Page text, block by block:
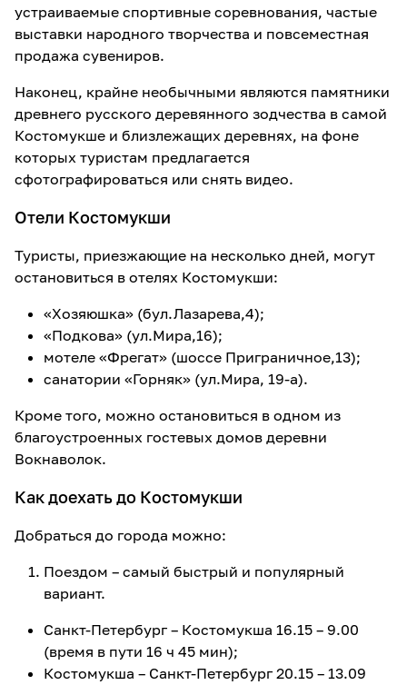
устраиваемые спортивные соревнования, частые
выставки народного творчества и повсеместная
продажа сувениров.
Наконец, крайне необычными являются памятники
древнего русского деревянного зодчества в самой
Костомукше и близлежащих деревнях, на фоне
которых туристам предлагается
сфотографироваться или снять видео.
Отели Костомукши
Туристы, приезжающие на несколько дней, могут
остановиться в отелях Костомукши:
«Хозяюшка» (бул.Лазарева,4);
«Подкова» (ул.Мира,16);
мотеле «Фрегат» (шоссе Приграничное,13);
санатории «Горняк» (ул.Мира, 19-а).
Кроме того, можно остановиться в одном из
благоустроенных гостевых домов деревни
Вокнаволок.
Как доехать до Костомукши
Добраться до города можно:
Поездом – самый быстрый и популярный
вариант.
Санкт-Петербург – Костомукша 16.15 – 9.00
(время в пути 16 ч 45 мин);
Костомукша – Санкт-Петербург 20.15 – 13.09